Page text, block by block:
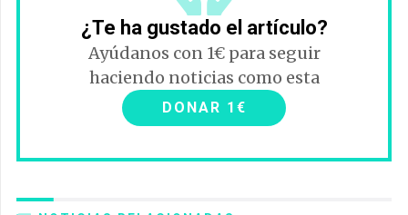
¿Te ha gustado el artículo?
Ayúdanos con 1€ para seguir
haciendo noticias como esta
DONAR 1€